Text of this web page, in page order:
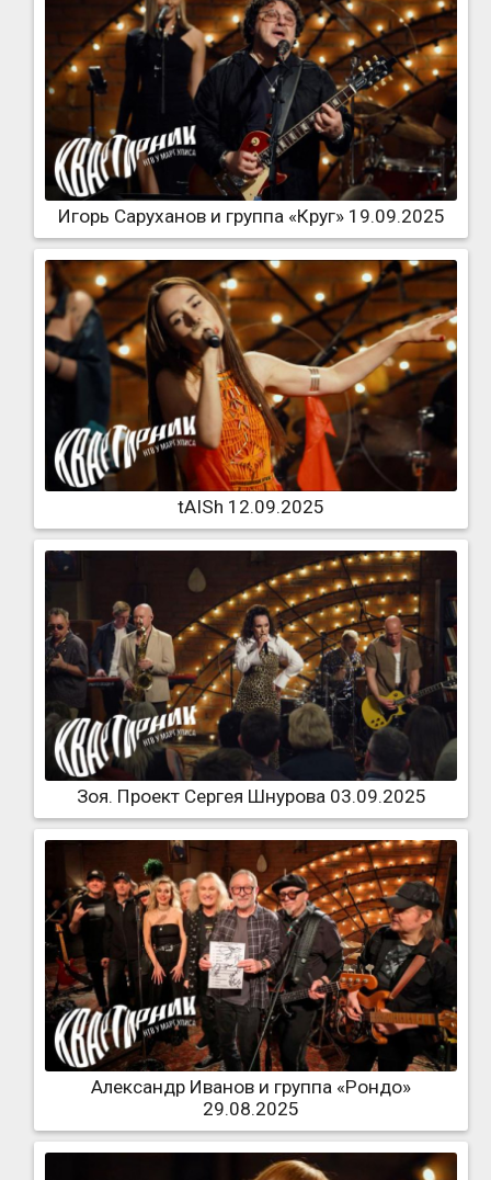
Игорь Саруханов и группа «Круг» 19.09.2025
tAISh 12.09.2025
Зоя. Проект Сергея Шнурова 03.09.2025
Александр Иванов и группа «Рондо»
29.08.2025